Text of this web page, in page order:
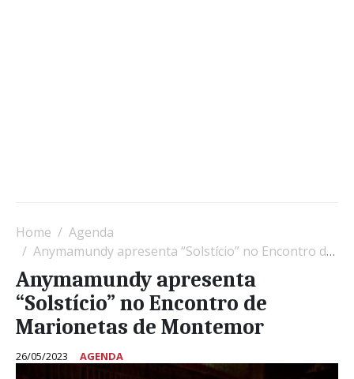
Home
Agenda
Anymamundy apresenta “Solstício” no Encontro de Marionetas de Montemor
Anymamundy apresenta
“Solstício” no Encontro de
Marionetas de Montemor
26/05/2023 AGENDA